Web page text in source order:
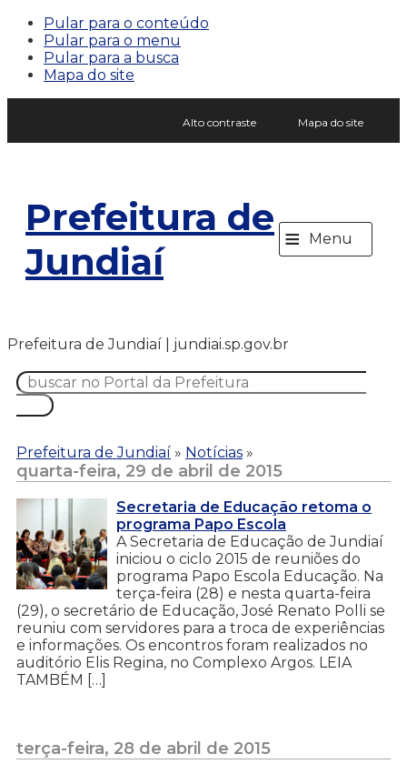
Pular para o conteúdo
Pular para o menu
Pular para a busca
Mapa do site
Alto contraste Mapa do site
Prefeitura de
Jundiaí
≡ Menu
Prefeitura de Jundiaí | jundiai.sp.gov.br
Prefeitura de Jundiaí » Notícias »
quarta-feira, 29 de abril de 2015
Secretaria de Educação retoma o
programa Papo Escola
A Secretaria de Educação de Jundiaí
iniciou o ciclo 2015 de reuniões do
programa Papo Escola Educação. Na
terça-feira (28) e nesta quarta-feira
(29), o secretário de Educação, José Renato Polli se
reuniu com servidores para a troca de experiências
e informações. Os encontros foram realizados no
auditório Elis Regina, no Complexo Argos. LEIA
TAMBÉM […]
terça-feira, 28 de abril de 2015